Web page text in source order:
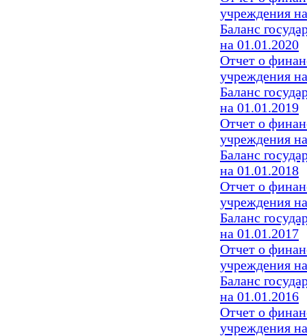
учреждения
Баланс
на 01.01.2020
Отчет о
учреждения
Баланс
на 01.01.2019
Отчет о
учреждения
Баланс
на 01.01.2018
Отчет о
учреждения
Баланс
на 01.01.2017
Отчет о
учреждения
Баланс
на 01.01.2016
Отчет о
учреждения